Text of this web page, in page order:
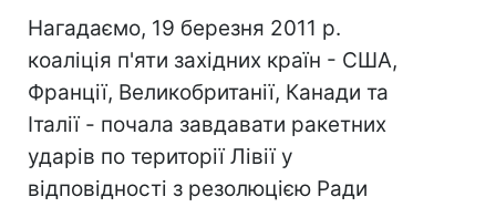
Нагадаємо, 19 березня 2011 р.
коаліція п'яти західних країн - США,
Франції, Великобританії, Канади та
Італії - почала завдавати ракетних
ударів по території Лівії у
відповідності з резолюцією Ради